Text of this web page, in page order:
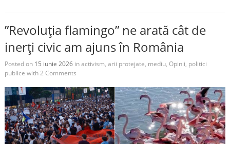
”Revoluția flamingo” ne arată cât de
inerți civic am ajuns în România
Posted on 15 iunie 2026inactivism, arii protejate, mediu, Opinii, politici
publice with2 Comments